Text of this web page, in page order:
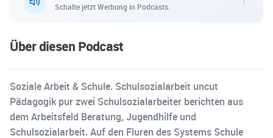
Schalte jetzt Werbung in Podcasts.
Über diesen Podcast
Soziale Arbeit & Schule. Schulsozialarbeit uncut
Pädagogik pur zwei Schulsozialarbeiter berichten aus
dem Arbeitsfeld Beratung, Jugendhilfe und
Schulsozialarbeit. Auf den Fluren des Systems Schule